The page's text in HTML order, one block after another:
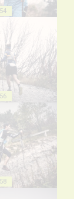
54
56
58